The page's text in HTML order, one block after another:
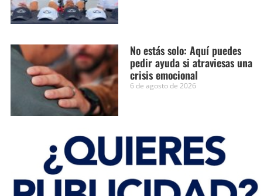
No estás solo: Aquí puedes
pedir ayuda si atraviesas una
crisis emocional
6 de agosto de 2026